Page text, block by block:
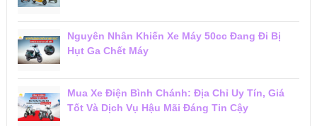
Nguyên Nhân Khiến Xe Máy 50cc Đang Đi Bị
Hụt Ga Chết Máy
Mua Xe Điện Bình Chánh: Địa Chỉ Uy Tín, Giá
Tốt Và Dịch Vụ Hậu Mãi Đáng Tin Cậy